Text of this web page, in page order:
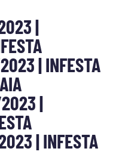
|
| INFESTA
|
| INFESTA